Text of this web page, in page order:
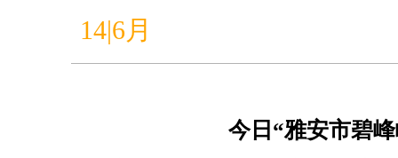
14|6月
今日“雅安市碧